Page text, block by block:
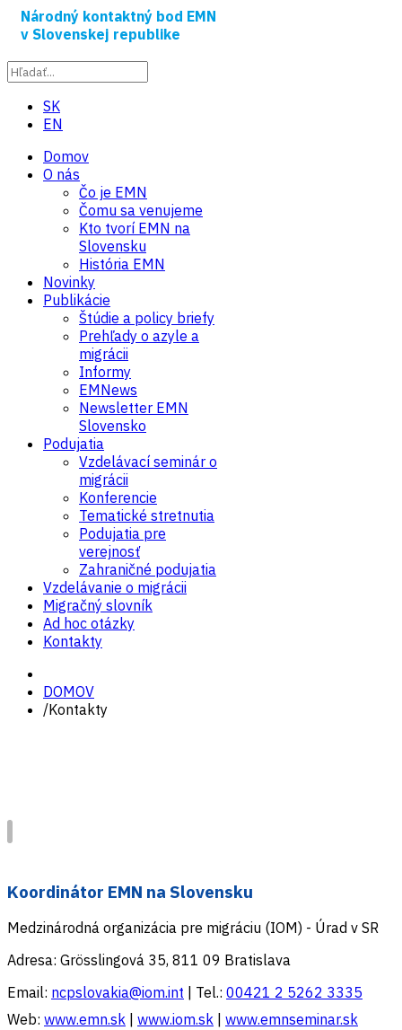
Národný kontaktný bod EMN
v Slovenskej republike
SK
EN
Domov
O nás
Čo je EMN
Čomu sa venujeme
Kto tvorí EMN na
Slovensku
História EMN
Novinky
Publikácie
Štúdie a policy briefy
Prehľady o azyle a
migrácii
Informy
EMNews
Newsletter EMN
Slovensko
Podujatia
Vzdelávací seminár o
migrácii
Konferencie
Tematické stretnutia
Podujatia pre
verejnosť
Zahraničné podujatia
Vzdelávanie o migrácii
Migračný slovník
Ad hoc otázky
Kontakty
DOMOV
/Kontakty
Koordinátor EMN na Slovensku
Medzinárodná organizácia pre migráciu (IOM) - Úrad v SR
Adresa: Grösslingová 35, 811 09 Bratislava
Email: ncpslovakia@iom.int | Tel.: 00421 2 5262 3335
Web: www.emn.sk www.iom.sk
www.emnseminar.sk